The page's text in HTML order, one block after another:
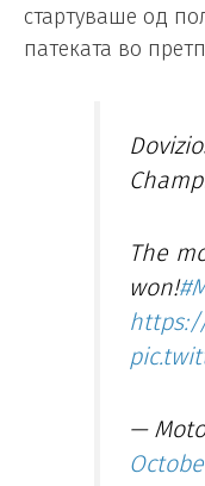
стартуваше од
патеката во
The
won!
—